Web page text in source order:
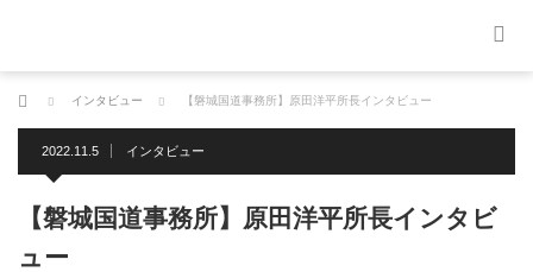
ホーム インタビュー 【磐城国道事務所】原田洋平所長インタビュー
2022.11.5 インタビュー
【磐城国道事務所】原田洋平所長インタビ
ュー